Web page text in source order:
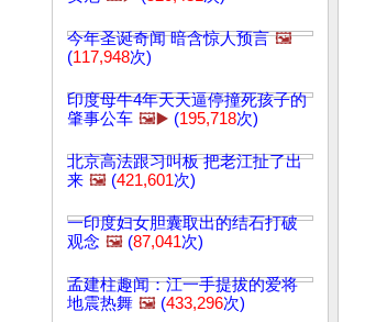
今年圣诞奇闻 暗含惊人预言 🖼️
(117,948次)
印度母牛4年天天逼停撞死孩子的
肇事公车 🖼️▶️ (195,718次)
北京高法跟习叫板 把老江扯了出
来 🖼️ (421,601次)
一印度妇女胆囊取出的结石打破
观念 🖼️ (87,041次)
孟建柱趣闻：江一手提拔的爱将
地震热舞 🖼️ (433,296次)